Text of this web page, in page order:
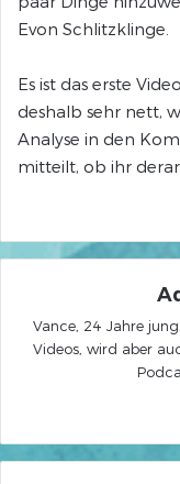
Evon Schlitzklinge.
Es ist das erste
deshalb sehr nett,
Analyse in den
mitteilt, ob ihr
Vance, 24 Jahre
Videos, wird aber